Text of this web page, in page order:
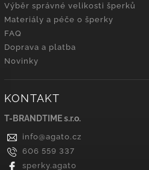
Výběr správné velikosti šperků
Materiály a péče o šperky
FAQ
Doprava a platba
Novinky
KONTAKT
T-BRANDTIME s.r.o.
info@agato.cz
606 559 337
sperky.agato